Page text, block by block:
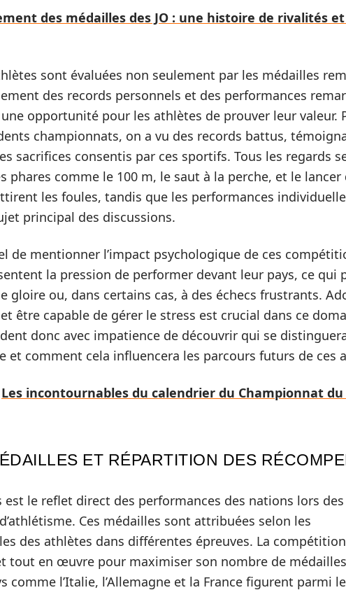
des médailles des JO : une histoire de rivalités
sont évaluées non seulement par les médailles
des records personnels et des performances
opportunité pour les athlètes de prouver leur valeur.
championnats, on a vu des records battus,
sacrifices consentis par ces sportifs. Tous les regards
phares comme le 100 m, le saut à la perche, et le lancer
les foules, tandis que les performances
principal des discussions.
de mentionner l’impact psychologique de ces
la pression de performer devant leur pays, ce qui
gloire ou, dans certains cas, à des échecs frustrants.
être capable de gérer le stress est crucial dans ce
donc avec impatience de découvrir qui se
et comment cela influencera les parcours futurs de ces
Les incontournables du calendrier du Championnat du
ET RÉPARTITION DES
est le reflet direct des performances des nations lors des
Ces médailles sont attribuées selon les
des athlètes dans différentes épreuves. La
tout en œuvre pour maximiser son nombre de
comme l’Italie, l’Allemagne et la France figurent parmi